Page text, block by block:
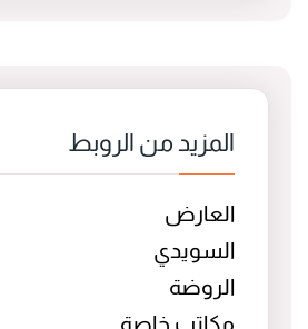
المزيد من الروبط
العارض
السويدي
الروضة
مكاتب خاصة